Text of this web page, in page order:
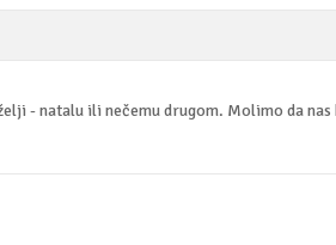
- natalu ili nečemu drugom. Molimo da